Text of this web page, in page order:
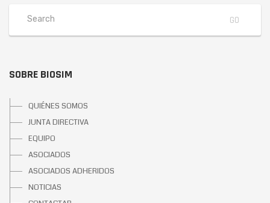
SOBRE BIOSIM
QUIÉNES SOMOS
JUNTA DIRECTIVA
EQUIPO
ASOCIADOS
ASOCIADOS ADHERIDOS
NOTICIAS